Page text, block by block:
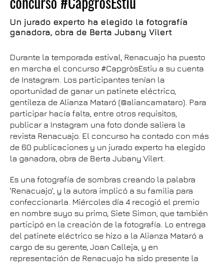
Un jurado experto ha elegido la fotografía
ganadora, obra de Berta Jubany Vilert
Durante la temporada estival, Renacuajo ha puesto
en marcha el concurso #CapgròsEstiu a su cuenta
de Instagram. Los participantes tenían la
oportunidad de ganar un patinete eléctrico,
gentileza de Alianza Mataró (@aliancamataro). Para
participar hacía falta, entre otros requisitos,
publicar a Instagram una foto donde saliera la
revista Renacuajo. El concurso ha contado con más
de 60 publicaciones y un jurado experto ha elegido
la ganadora, obra de Berta Jubany Vilert.
Es una fotografía de sombras creando la palabra
'Renacuajo', y la autora implicó a su familia para
confeccionarla. Miércoles día 4 recogió el premio
en nombre suyo su primo, Siete Simon, que también
participó en la creación de la fotografía. Lo entrega
del patinete eléctrico se hizo a la Alianza Mataró a
cargo de su gerente, Joan Calleja, y en
representación de Renacuajo ha sido presente la